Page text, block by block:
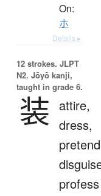
On:
ホ
Details ▸
12 strokes. JLPT
N2. Jōyō kanji,
taught in grade 6.
装
attire,
dress,
profess